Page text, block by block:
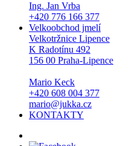
Ing. Jan Vrba
+420 776 166 377
Velkoobchod jmelí
Velkotržnice Lipence
K Radotínu 492
156 00 Praha-Lipence
Mario Keck
+420 608 004 377
mario@jukka.cz
KONTAKTY